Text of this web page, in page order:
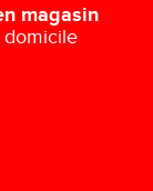
magasin
domicile